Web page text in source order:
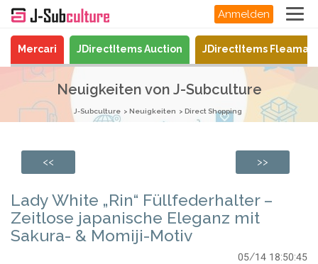
Anmelden
Mercari JDirectItems Auction JDirectItems
Neuigkeiten von J-Subculture
J-Subculture Neuigkeiten Direct Shopping
<< >>
Lady White „Rin“ Füllfederhalter –
Zeitlose japanische Eleganz mit
Sakura- & Momiji-Motiv
05/14 18:50:45